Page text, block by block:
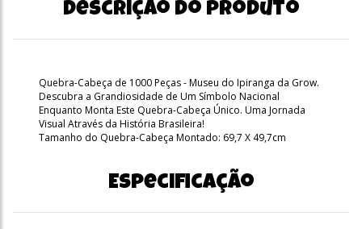
Descrição do produto
Quebra-Cabeça de 1000 Peças - Museu do Ipiranga da Grow.
Descubra a Grandiosidade de Um Símbolo Nacional
Enquanto Monta Este Quebra-Cabeça Único. Uma Jornada
Visual Através da História Brasileira!
Tamanho do Quebra-Cabeça Montado: 69,7 X 49,7cm
Especificação